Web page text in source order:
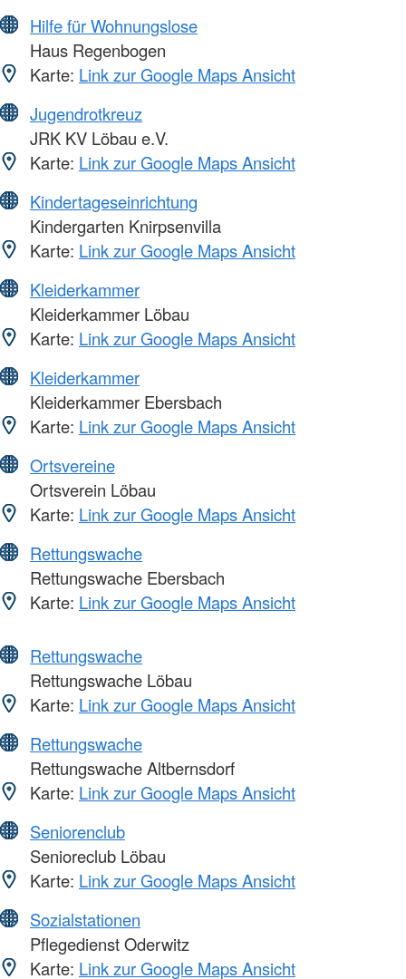
Hilfe für Wohnungslose
Haus Regenbogen
Karte: Link zur Google Maps Ansicht
Jugendrotkreuz
JRK KV Löbau e.V.
Karte: Link zur Google Maps Ansicht
Kindertageseinrichtung
Kindergarten Knirpsenvilla
Karte: Link zur Google Maps Ansicht
Kleiderkammer
Kleiderkammer Löbau
Karte: Link zur Google Maps Ansicht
Kleiderkammer
Kleiderkammer Ebersbach
Karte: Link zur Google Maps Ansicht
Ortsvereine
Ortsverein Löbau
Karte: Link zur Google Maps Ansicht
Rettungswache
Rettungswache Ebersbach
Karte: Link zur Google Maps Ansicht
Rettungswache
Rettungswache Löbau
Karte: Link zur Google Maps Ansicht
Rettungswache
Rettungswache Altbernsdorf
Karte: Link zur Google Maps Ansicht
Seniorenclub
Senioreclub Löbau
Karte: Link zur Google Maps Ansicht
Sozialstationen
Pflegedienst Oderwitz
Karte: Link zur Google Maps Ansicht